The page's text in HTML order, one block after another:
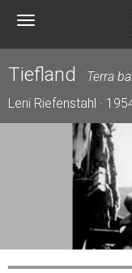
Toggle
Tiefland
Terra
Leni Riefenstahl ·